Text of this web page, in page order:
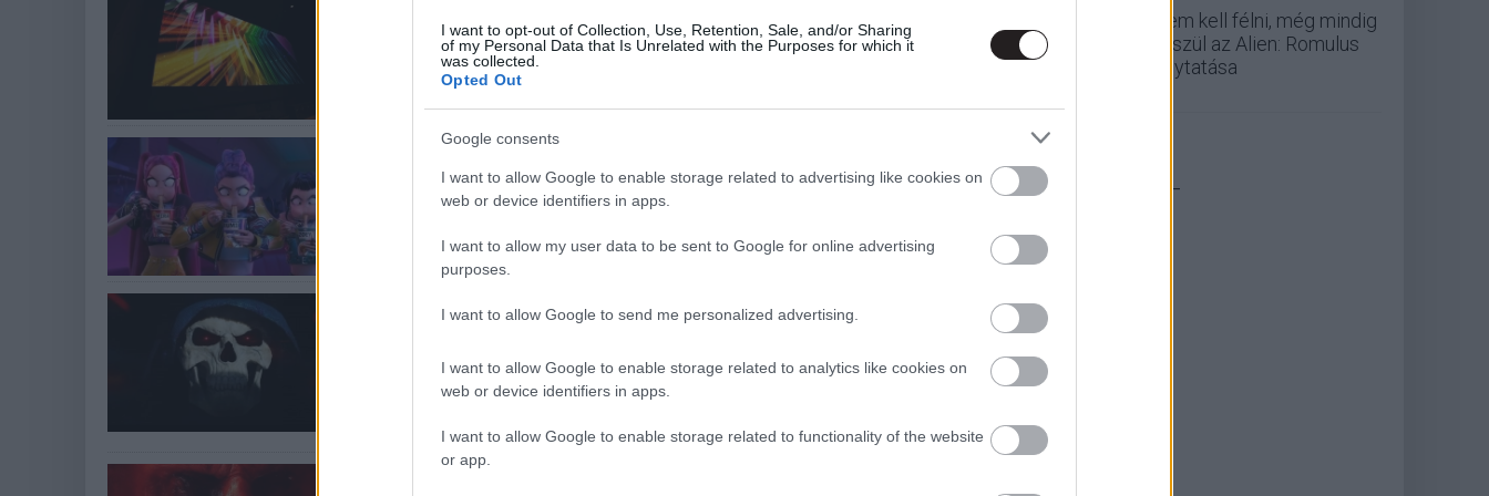
I want to opt-out of Collection, Use, Retention, Sale, and/or Sharing
of my Personal Data that Is Unrelated with the Purposes for which it
was collected.
Opted Out
Google consents
I want to allow Google to enable storage related to advertising like cookies on
web or device identifiers in apps.
I want to allow my user data to be sent to Google for online advertising
purposes.
I want to allow Google to send me personalized advertising.
I want to allow Google to enable storage related to analytics like cookies on
web or device identifiers in apps.
I want to allow Google to enable storage related to functionality of the website
or app.
moziterme nyílik meg a Lurdyban
| 2026.06.24 13:04
A projektoros vetítés helyett 4K-s LED-kijelzőre ülhetünk be szeptembertől.
A K-pop démonvadászok visszatér a mozikba
| 2026.06.10 20:30
A Netflix ingyenes vetítésekkel ünnepli a sikertörténetet.
A He-Man-film az utolsó pillanatban kapott
köszönetet
| 2026.06.01 12:32
Nem kell félni, még mindig
készül az Alien: Romulus
folytatása